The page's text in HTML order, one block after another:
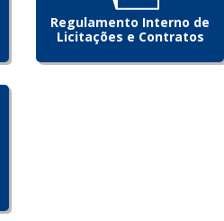
Regulamento Interno de
Licitações e Contratos